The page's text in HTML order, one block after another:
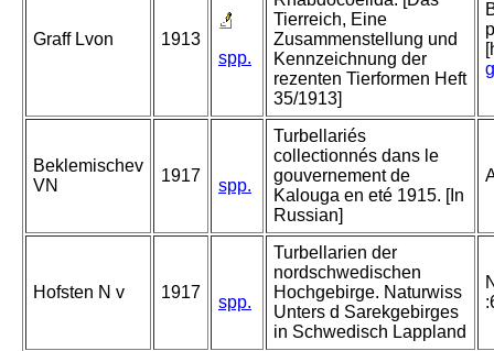
Graff Lvon
1913
spp.
Tierreich, Eine
Zusammenstellung und
Kennzeichnung der
rezenten Tierformen Heft
35/1913]
Beklemischev
VN
1917
spp.
Turbellariés
collectionnés dans le
gouvernement de
Kalouga en eté 1915. [In
Russian]
Hofsten N v 1917
spp.
Turbellarien der
nordschwedischen
Hochgebirge. Naturwiss
Unters d Sarekgebirges
in Schwedisch Lappland